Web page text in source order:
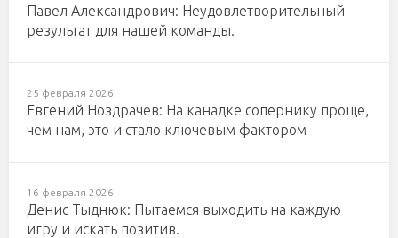
Павел Александрович: Неудовлетворительный
результат для нашей команды.
25 февраля 2026
Евгений Ноздрачев: На канадке сопернику проще,
чем нам, это и стало ключевым фактором
16 февраля 2026
Денис Тыднюк: Пытаемся выходить на каждую
игру и искать позитив.